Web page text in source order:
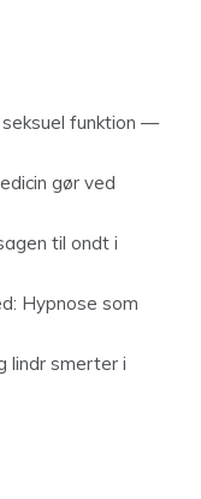
funktion —
gør ved
til ondt i
Hypnose som
lindr smerter i